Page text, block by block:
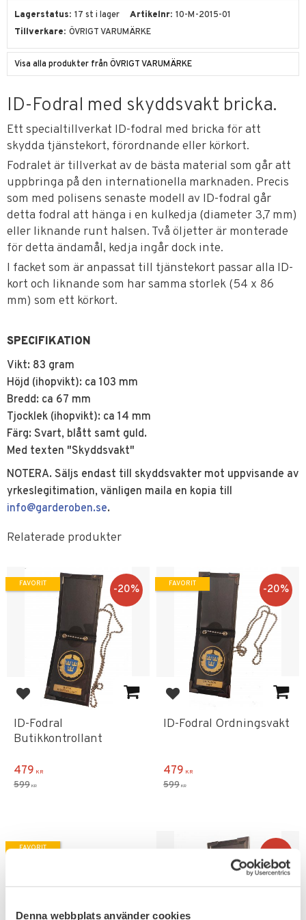
Denna webbplats använder cookies
Lagerstatus 17 st i lager Artikelnr 10-M-2015-01
Tillverkare ÖVRIGT VARUMÄRKE
Visa alla produkter från ÖVRIGT VARUMÄRKE
ID-Fodral med skyddsvakt bricka.
Ett specialtillverkat ID-fodral med bricka för att
skydda tjänstekort, förordnande eller körkort.
Fodralet är tillverkat av de bästa material som går att
uppbringa på den internationella marknaden. Precis
som med polisens senaste modell av ID-fodral går
detta fodral att hänga i en kulkedja (diameter 3,7 mm)
eller liknande runt halsen. Två öljetter är monterade
för detta ändamål, kedja ingår dock inte.
I facket som är anpassat till tjänstekort passar alla ID-
kort och liknande som har samma storlek (54 x 86
mm) som ett körkort.
SPECIFIKATION
Vikt: 83 gram
Höjd (ihopvikt): ca 103 mm
Bredd: ca 67 mm
Tjocklek (ihopvikt): ca 14 mm
Färg: Svart, blått samt guld.
Med texten "Skyddsvakt"
NOTERA. Säljs endast till skyddsvakter mot uppvisande av
yrkeslegitimation, vänligen maila en kopia till
info@garderoben.se.
Relaterade produkter
Lägg till i favoriter
ID-Fodral
Butikkontrollant
479 KR
599 KR
20%
FAVORIT
Lägg till i favoriter
ID-Fodral Ordningsvakt
479 KR
599 KR
20%
FAVORIT
FAVORIT